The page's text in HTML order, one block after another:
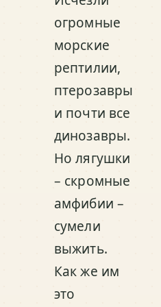
огромные
морские
рептилии,
птерозавры
и почти все
динозавры.
Но лягушки
– скромные
амфибии –
сумели
выжить.
Как же им
это